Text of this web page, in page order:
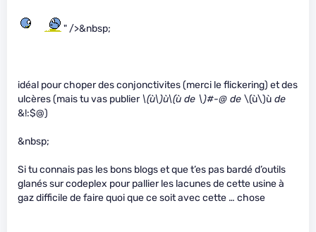
" />&nbsp;
idéal pour choper des conjonctivites (merci le flickering) et des
ulcères (mais tu vas publier\(ù\)ù\(ù de \)#-@ de \(ù\)ù de
&!:$@)
&nbsp;
Si tu connais pas les bons blogs et que t’es pas bardé d’outils
glanés sur codeplex pour pallier les lacunes de cette usine à
gaz difficile de faire quoi que ce soit avec cette … chose